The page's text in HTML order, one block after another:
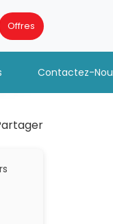
Offres
Contactez-